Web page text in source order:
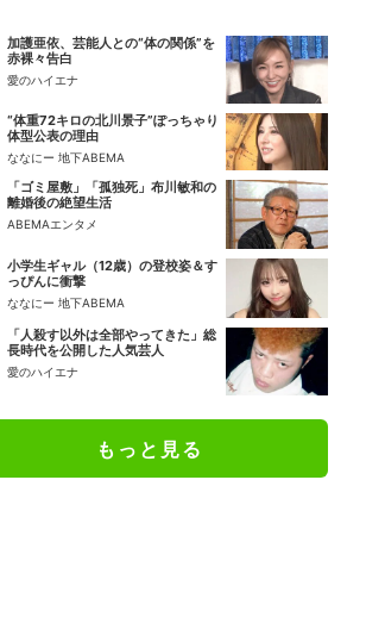
加護亜依、芸能人との“体の関係”を
赤裸々告白
愛のハイエナ
“体重72キロの北川景子”ぽっちゃり
体型公表の理由
ななにー 地下ABEMA
「ゴミ屋敷」「孤独死」布川敏和の
離婚後の絶望生活
ABEMAエンタメ
小学生ギャル（12歳）の登校姿＆す
っぴんに衝撃
ななにー 地下ABEMA
「人殺す以外は全部やってきた」総
長時代を公開した人気芸人
愛のハイエナ
もっと見る